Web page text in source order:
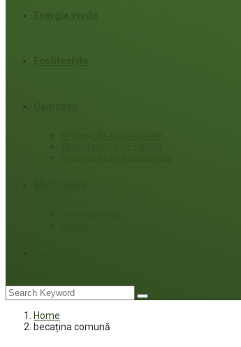
Home
becațina comună